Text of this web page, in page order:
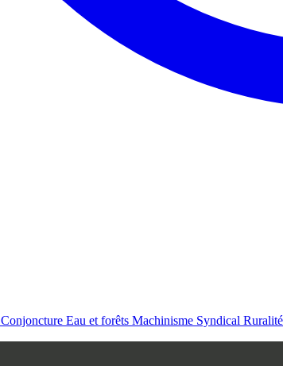
Conjoncture Eau et forêts Machinisme Syndical Ruralité